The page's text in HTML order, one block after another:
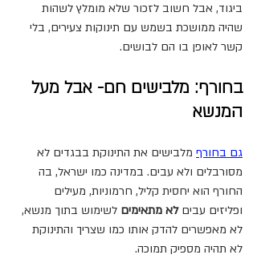
ביגוד, אבל חשוב לזכור שלא מומלץ לשהות
שהיה ממושכת בשמש עם תינוקות צעירים, בלי
קשר לאופן בו הם לבושים.
בחורף: מלבישים חם- אבל מעל
המנשא
גם בחורף מלבישים את התינוקת בבגדים לא
מסורבלים ולא עבים. במדינה כמו ישראל, בה
החורף הוא יחסית קליל, חרמוניות, מעילים
ופליזים עבים לא מתאימים לשימוש בתוך מנשא,
לא מאפשרים להדק אותו כמו שצריך והתינוקת
לא תהיה מספיק תמוכה.